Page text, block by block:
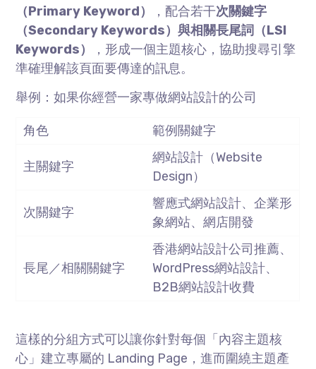
（Primary Keyword） ，配合若干次關鍵字
（Secondary Keywords）與相關長尾詞（LSI
Keywords）
，形成一個主題核心，協助搜尋引擎
準確理解該頁面要傳達的訊息。
舉例：如果你經營一家專做網站設計的公司
角色 範例關鍵字
主關鍵字
網站設計（Website
Design）
次關鍵字
響應式網站設計、企業形
象網站、網店開發
長尾／相關關鍵字
香港網站設計公司推薦、
WordPress網站設計、
B2B網站設計收費
這樣的分組方式可以讓你針對每個「內容主題核
心」建立專屬的 Landing Page ，進而圍繞主題產